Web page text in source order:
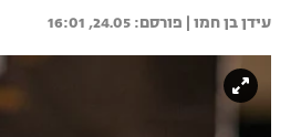
עידן בן חמו | 24.05, 16:01